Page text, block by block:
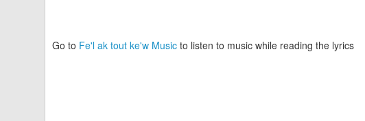
Go to Fe'l ak tout ke'w Music to listen to music while reading the lyrics